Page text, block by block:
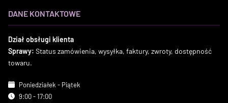
DANE KONTAKTOWE
Dział obsługi klienta
Sprawy: Status zamówienia, wysyłka, faktury, zwroty, dostępność
towaru.
Poniedziałek - Piątek
9:00 - 17:00